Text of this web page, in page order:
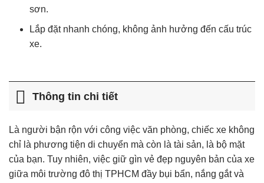
sơn.
Lắp đặt nhanh chóng, không ảnh hưởng đến cấu trúc
xe.
Thông tin chi tiết
Là người bận rộn với công việc văn phòng, chiếc xe không
chỉ là phương tiện di chuyển mà còn là tài sản, là bộ mặt
của bạn. Tuy nhiên, việc giữ gìn vẻ đẹp nguyên bản của xe
giữa môi trường đô thị TPHCM đầy bụi bẩn, nắng gắt và